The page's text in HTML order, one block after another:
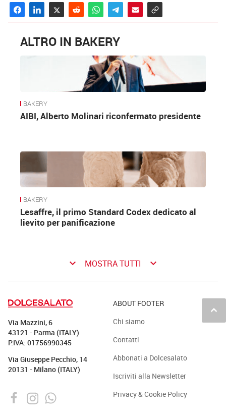
ALTRO IN BAKERY
BAKERY
AIBI, Alberto Molinari riconfermato presidente
BAKERY
Lesaffre, il primo Standard Codex dedicato al
lievito per panificazione
keyboard_arrow_down MOSTRA TUTTI keyboard_arrow_down
keyboard_arrow_up
Via Mazzini, 6
43121 - Parma (ITALY)
P.IVA: 01756990345
Via Giuseppe Pecchio, 14
20131 - Milano (ITALY)
ABOUT FOOTER
Chi siamo
Contatti
Abbonati a Dolcesalato
Iscriviti alla Newsletter
Privacy & Cookie Policy